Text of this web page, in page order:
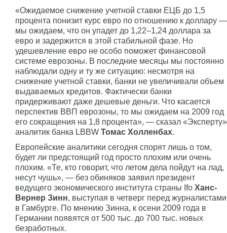
«Ожидаемое снижение учетной ставки ЕЦБ до 1,5
процента понизит курс евро по отношению к доллару —
мы ожидаем, что он упадет до 1,22–1,24 доллара за
евро и задержится в этой стабильной фазе. Но
удешевление евро не особо поможет финансовой
системе еврозоны. В последние месяцы мы постоянно
наблюдали одну и ту же ситуацию: несмотря на
снижение учетной ставки, банки не увеличивали объем
выдаваемых кредитов. Фактически банки
придерживают даже дешевые деньги. Что касается
перспектив ВВП еврозоны, то мы ожидаем на 2009 год
его сокращения на 1,8 процента», — сказал «Эксперту»
аналитик банка LBBW Томас Холленбах.
Европейские аналитики сегодня спорят лишь о том,
будет ли предстоящий год просто плохим или очень
плохим. «Те, кто говорит, что летом дела пойдут на лад,
несут чушь», — без обиняков заявил президент
ведущего экономического института страны Ifo Ханс-
Вернер Зинн, выступая в четверг перед журналистами
в Гамбурге. По мнению Зинна, к осени 2009 года в
Германии появятся от 500 тыс. до 700 тыс. новых
безработных.